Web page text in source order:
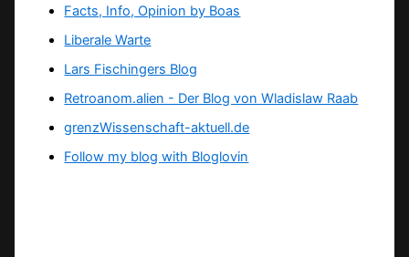
Facts, Info, Opinion by Boas
Liberale Warte
Lars Fischingers Blog
Retroanom.alien - Der Blog von Wladislaw Raab
grenzWissenschaft-aktuell.de
Follow my blog with Bloglovin